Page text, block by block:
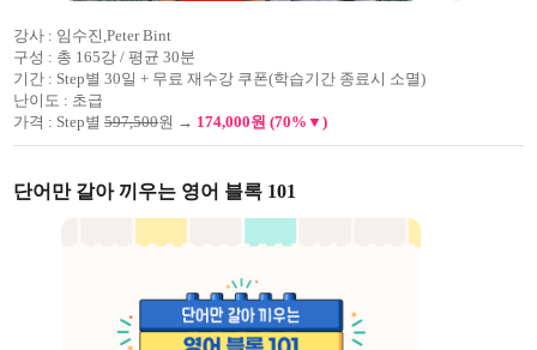
강사 : 임수진,Peter Bint
구성 : 총 165강 / 평균 30분
기간 : Step별 30일 + 무료 재수강 쿠폰(학습기간 종료시 소멸)
난이도 : 초급
가격 : Step별 597,500원 → 174,000원 (70%▼)
단어만 갈아 끼우는 영어 블록 101